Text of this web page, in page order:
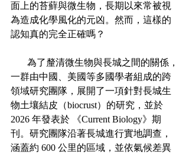
面上的苔蘚與微生物，長期以來常被視
為造成化學風化的元凶。然而，這樣的
認知真的完全正確嗎？
一群由中國、美國等多國學者組成的跨
領域研究團隊，展開了一項針對長城生
物土壤結皮（biocrust）的研究，並於
2026 年發表於 《Current Biology》期
刊。研究團隊沿著長城進行實地調查，
涵蓋約 600 公里的區域，並依氣候差異